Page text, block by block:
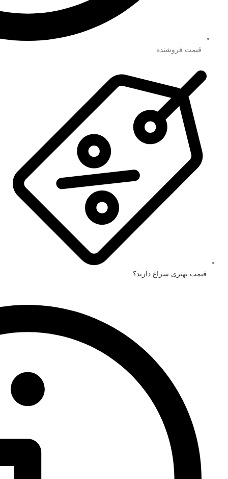
قیمت فروشنده
قیمت بهتری سراغ دارید؟